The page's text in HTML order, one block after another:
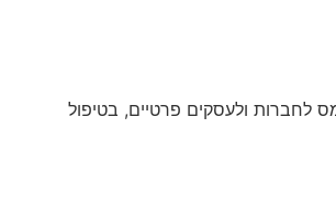
לחברות ולעסקים פרטיים, בטיפול